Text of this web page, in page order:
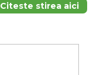
Citeste stirea aici